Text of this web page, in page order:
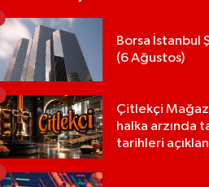
Borsa İstanbul
(6 Ağustos)
Çitlekçi
halka arzında
tarihleri